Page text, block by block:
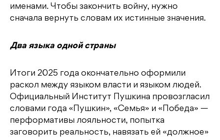
именами. Чтобы закончить войну, нужно
сначала вернуть словам их истинные значения.
Два языка одной страны
Итоги 2025 года окончательно оформили
раскол между языком власти и языком людей.
Официальный Институт Пушкина провозгласил
словами года «Пушкин», «Семья» и «Победа» —
перформативы лояльности, попытка
заговорить реальность, навязать ей «должное»